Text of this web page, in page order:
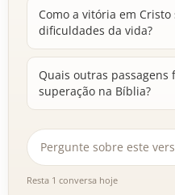
Como a vitória em
dificuldades da vida?
Quais outras
superação na Bíblia?
Resta 1 conversa hoje